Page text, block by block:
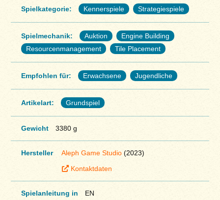
Spielkategorie: Kennerspiele Strategiespiele
Spielmechanik: Auktion
Engine Building
Resourcenmanagement
Tile Placement
Empfohlen für: Erwachsene Jugendliche
Artikelart: Grundspiel
Gewicht 3380 g
Hersteller Aleph Game Studio(2023)
Kontaktdaten
Spielanleitung in EN